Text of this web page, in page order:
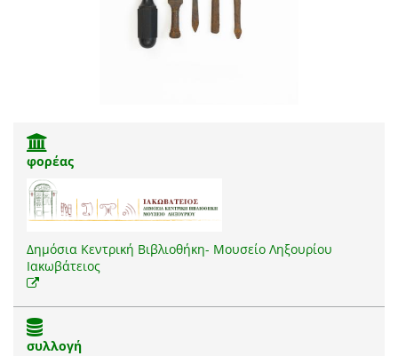
φορέας
Δημόσια Κεντρική Βιβλιοθήκη- Μουσείο Ληξουρίου
Ιακωβάτειος
συλλογή